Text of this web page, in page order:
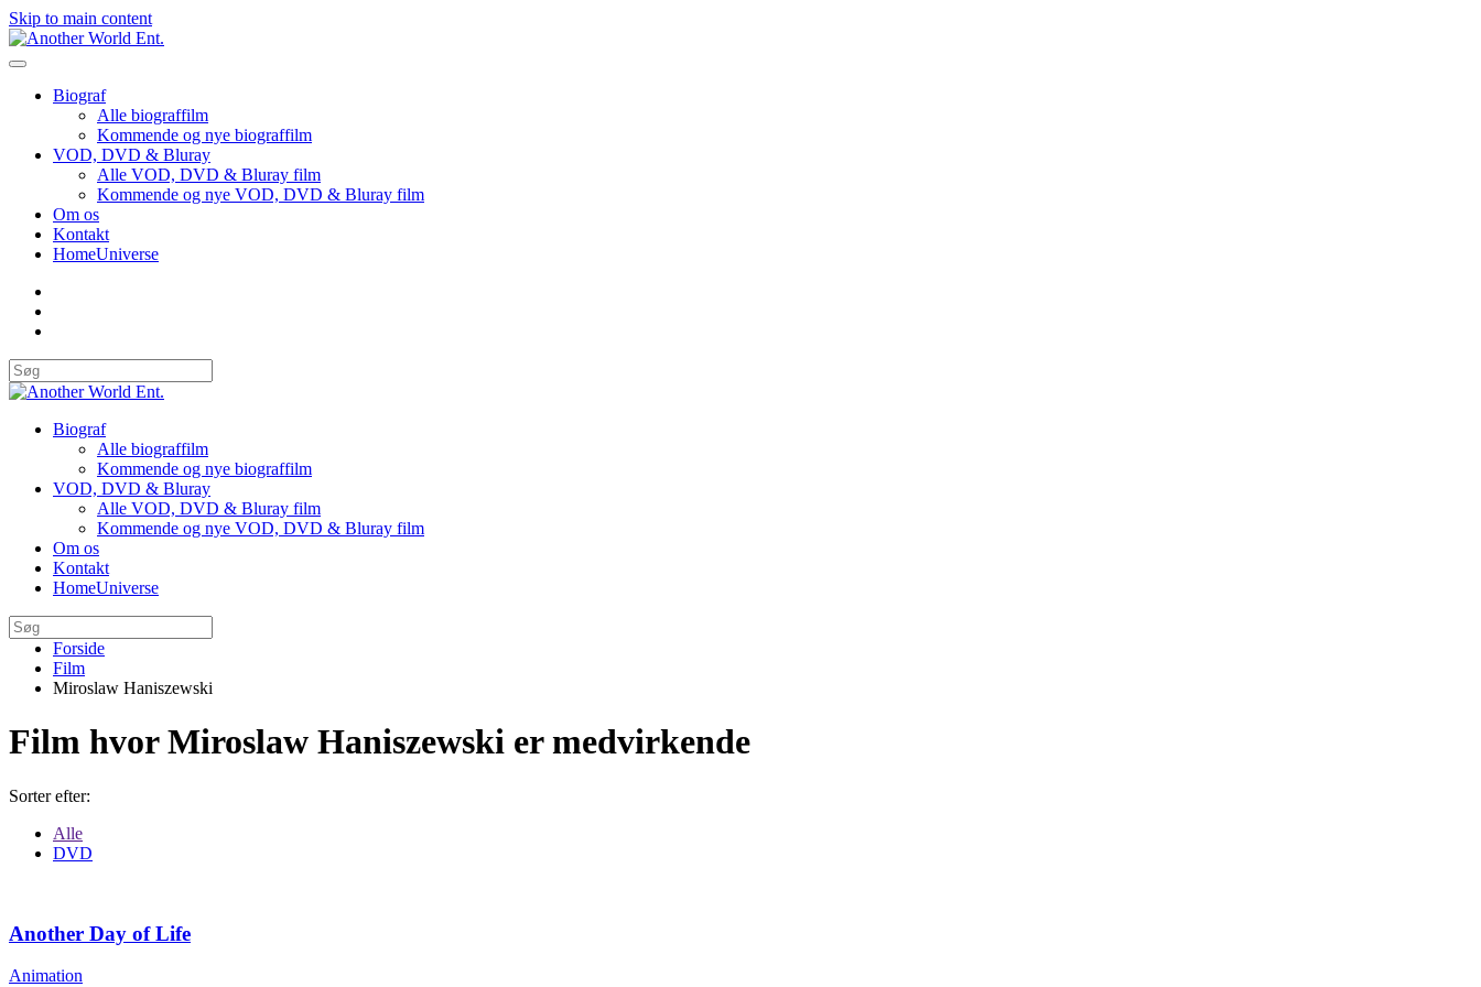
Skip to main content
Biograf
Alle biograffilm
Kommende og nye biograffilm
VOD, DVD & Bluray
Alle VOD, DVD & Bluray film
Kommende og nye VOD, DVD & Bluray film
Om os
Kontakt
HomeUniverse
Biograf
Alle biograffilm
Kommende og nye biograffilm
VOD, DVD & Bluray
Alle VOD, DVD & Bluray film
Kommende og nye VOD, DVD & Bluray film
Om os
Kontakt
HomeUniverse
Forside
Film
Miroslaw Haniszewski
Film hvor Miroslaw Haniszewski er medvirkende
Sorter efter:
Alle
DVD
Another Day of Life
Animation